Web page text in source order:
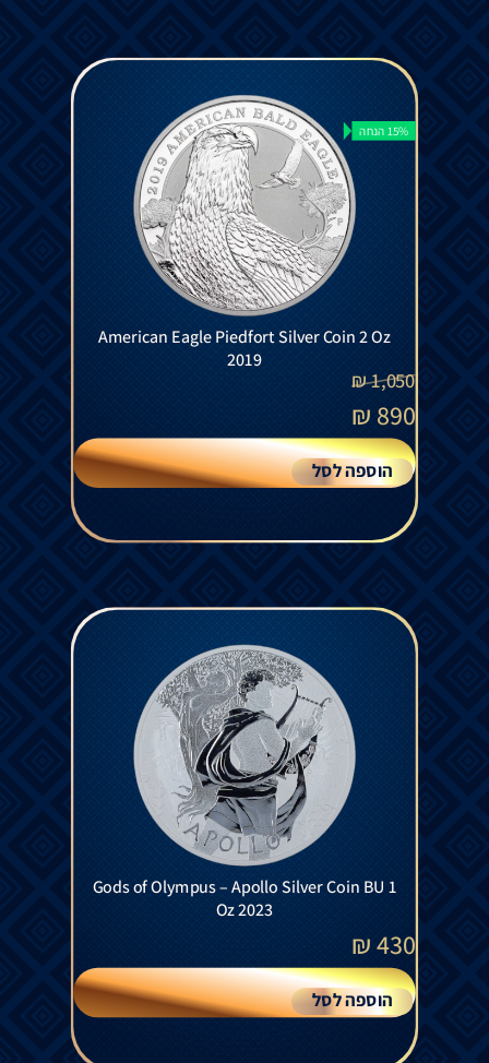
15% הנחה
American Eagle Piedfort Silver Coin 2 Oz
2019
1,050
₪
890
₪
הוספה לסל
Gods of Olympus – Apollo Silver Coin BU 1
Oz 2023
430
₪
הוספה לסל